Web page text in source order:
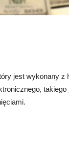
jest wykonany z